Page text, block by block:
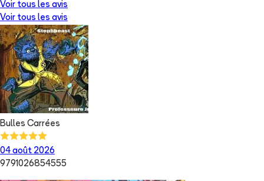
Voir tous les avis
Voir tous les avis
Bulles Carrées
04 août 2026
9791026854555